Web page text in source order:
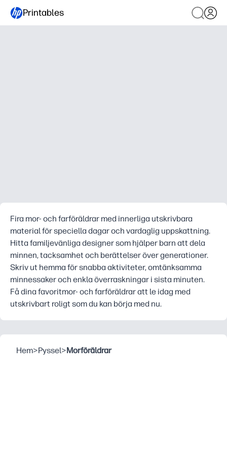
Printables
Fira mor- och farföräldrar med innerliga utskrivbara
material för speciella dagar och vardaglig uppskattning.
Hitta familjevänliga designer som hjälper barn att dela
minnen, tacksamhet och berättelser över generationer.
Skriv ut hemma för snabba aktiviteter, omtänksamma
minnessaker och enkla överraskningar i sista minuten.
Få dina favoritmor- och farföräldrar att le idag med
utskrivbart roligt som du kan börja med nu.
Hem>Pyssel>Morföräldrar